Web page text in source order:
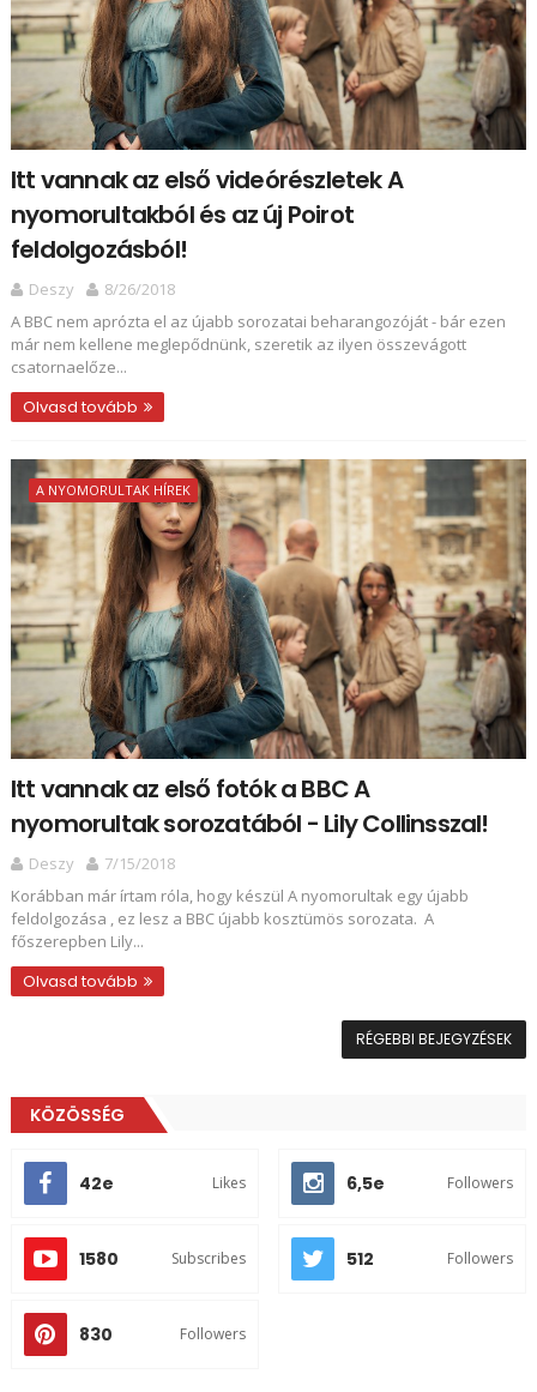
Itt vannak az első videórészletek A
nyomorultakból és az új Poirot
feldolgozásból!
Deszy
8/26/2018
A BBC nem aprózta el az újabb sorozatai beharangozóját - bár ezen
már nem kellene meglepődnünk, szeretik az ilyen összevágott
csatornaelőze...
Olvasd tovább
A NYOMORULTAK HÍREK
Itt vannak az első fotók a BBC A
nyomorultak sorozatából - Lily Collinsszal!
Deszy
7/15/2018
Korábban már írtam róla, hogy készül A nyomorultak egy újabb
feldolgozása , ez lesz a BBC újabb kosztümös sorozata. A
főszerepben Lily...
Olvasd tovább
RÉGEBBI BEJEGYZÉSEK
KÖZÖSSÉG
42e Likes 6,5e Followers
1580 Subscribes 512 Followers
830 Followers